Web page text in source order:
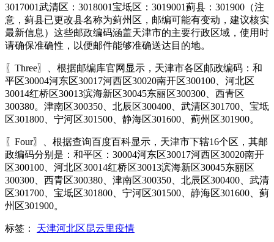
3017001武清区：3018001宝坻区：3019001蓟县：301900（注
意，蓟县已更改县名称为蓟州区，邮编可能有变动，建议核实
最新信息）这些邮政编码涵盖天津市的主要行政区域，使用时
请确保准确性，以便邮件能够准确送达目的地。
〖Three〗、根据邮编库官网显示，天津市各区邮政编码：和
平区30004河东区30017河西区30020南开区300100、河北区
30014红桥区30013滨海新区30045东丽区300300、西青区
300380。津南区300350、北辰区300400、武清区301700、宝坻
区301800、宁河区301500、静海区301600、蓟州区301900。
〖Four〗、根据查询百度百科显示，天津市下辖16个区，其邮
政编码分别是：和平区：30004河东区30017河西区30020南开
区300100、河北区30014红桥区30013滨海新区30045东丽区
300300、西青区300380、津南区300350、北辰区300400、武清
区301700、宝坻区301800、宁河区301500、静海区301600、蓟
州区301900。
标签： 天津河北区昆云里疫情